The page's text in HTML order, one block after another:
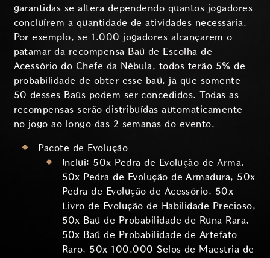
garantidas se altera dependendo quantos jogadores
concluírem a quantidade de atividades necessária.
Por exemplo, se 1.000 jogadores alcançarem o
patamar da recompensa Baú de Escolha de
Acessório do Chefe da Nébula, todos terão 5% de
probabilidade de obter esse baú, já que somente
50 desses Baús podem ser concedidos. Todas as
recompensas serão distribuídas automaticamente
no jogo ao longo das 2 semanas do evento.
Pacote de Evolução
Inclui: 50x Pedra de Evolução de Arma,
50x Pedra de Evolução de Armadura, 50x
Pedra de Evolução de Acessório, 50x
Livro de Evolução de Habilidade Precioso,
50x Baú de Probabilidade de Runa Rara,
50x Baú de Probabilidade de Artefato
Raro, 50x 100.000 Selos de Maestria de